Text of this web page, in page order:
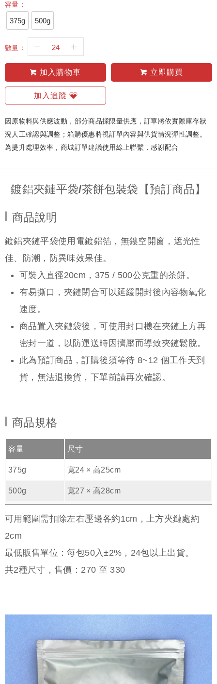
容量：
375g 500g
數量：
加入購物車 立即購買
加入追蹤
因原物料與供應波動，部分商品採限量供應，訂單將依實際庫存狀
況人工確認與調整；箱購優惠將視訂單內容與供貨情況彈性調整。
為提升處理效率，商城訂單建議使用線上聯繫，感謝配合
鍍鋁夾鏈平袋/茶餅包裝袋【預訂商品】
商品說明
鍍鋁夾鏈平袋使用電鍍鋁箔，無鏤空開窗，遮光性
佳、防潮，防異味效果佳。
可裝入直徑20cm，375 / 500公克重的茶餅。
有易撕口，夾鏈閉合可以延緩開封後內容物氧化
速度。
商品置入夾鏈袋後，可使用封口機在夾鏈上方再
密封一道，以防運送時因擠壓而導致夾鏈鬆脫。
此為預訂商品，訂購後須等待 8~12 個工作天到
貨，無法退換貨，下單前請再次確認。
商品規格
容量 尺寸
375g 寬24 × 高25cm
500g 寬27 × 高28cm
可用範圍需扣除左右壓邊各約1cm，上方夾鏈處約
2cm
最低販售單位：每包50入±2%，24包以上出貨。
共2種尺寸，售價： 270 至 330